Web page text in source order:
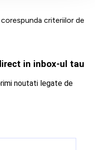
criteriilor de
in inbox-ul tau
noutati legate de